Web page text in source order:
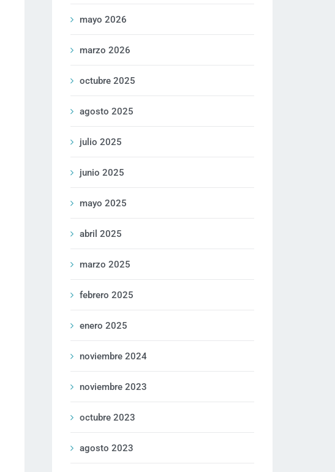
mayo 2026
marzo 2026
octubre 2025
agosto 2025
julio 2025
junio 2025
mayo 2025
abril 2025
marzo 2025
febrero 2025
enero 2025
noviembre 2024
noviembre 2023
octubre 2023
agosto 2023